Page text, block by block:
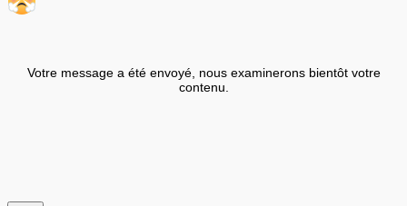
Votre message a été envoyé, nous examinerons bientôt votre
contenu.